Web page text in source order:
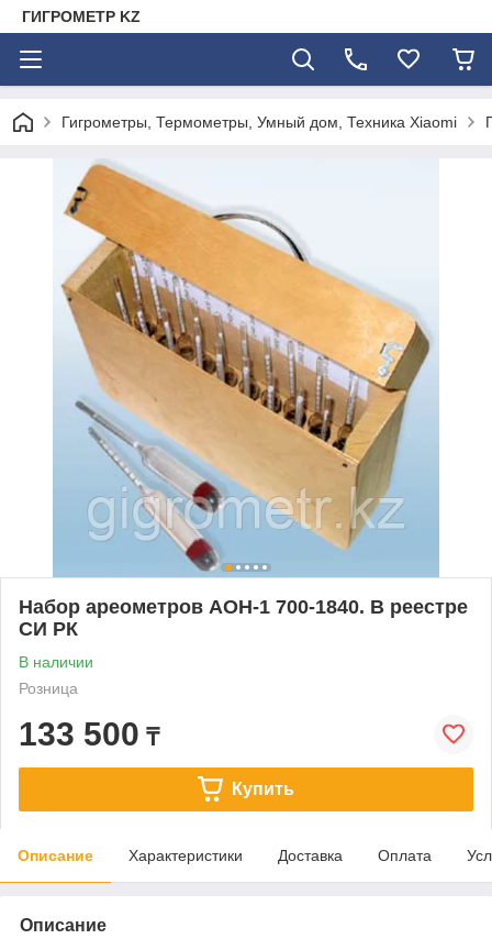
ГИГРОМЕТР KZ
Гигрометры, Термометры, Умный дом, Техника Xiaomi
Набор ареометров АОН-1 700-1840. В реестре
СИ РК
В наличии
Розница
133 500 ₸
Купить
Описание Характеристики Доставка Оплата
Описание